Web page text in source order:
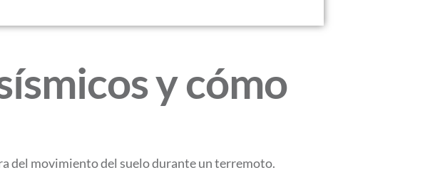
y cómo
del movimiento del suelo durante un terremoto.